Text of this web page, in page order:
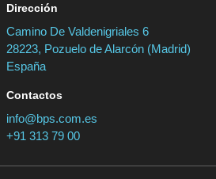
Dirección
Camino De Valdenigriales 6
28223, Pozuelo de Alarcón (Madrid)
España
Contactos
info@bps.com.es
+91 313 79 00